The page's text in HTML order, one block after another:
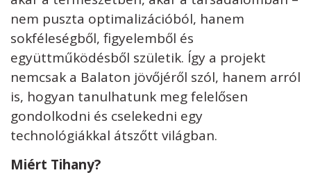
nem puszta optimalizációból, hanem
sokféleségből, figyelemből és
együttműködésből születik. Így a projekt
nemcsak a Balaton jövőjéről szól, hanem arról
is, hogyan tanulhatunk meg felelősen
gondolkodni és cselekedni egy
technológiákkal átszőtt világban.
Miért Tihany?